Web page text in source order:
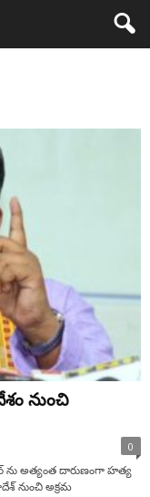
నుంచి
0
అత్యంత దారుణంగా హ‌త్య
నుంచి అక్ర‌మ